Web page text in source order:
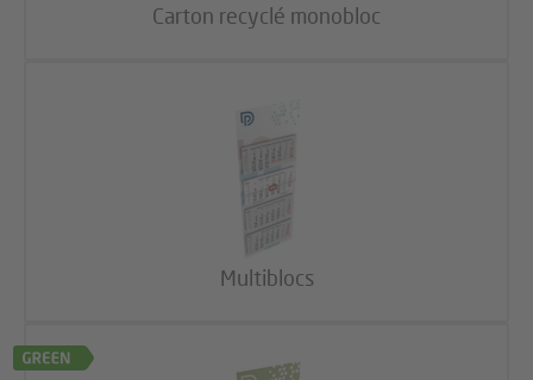
Carton recyclé monobloc
Multiblocs